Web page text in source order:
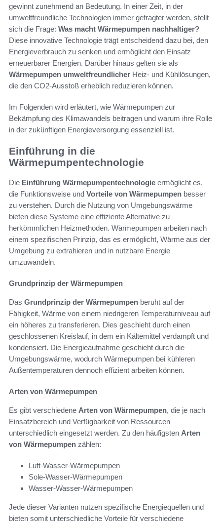
gewinnt zunehmend an Bedeutung. In einer Zeit, in der
umweltfreundliche Technologien immer gefragter werden, stellt
sich die Frage: Was macht Wärmepumpen nachhaltiger?
Diese innovative Technologie trägt entscheidend dazu bei, den
Energieverbrauch zu senken und ermöglicht den Einsatz
erneuerbarer Energien. Darüber hinaus gelten sie als
Wärmepumpen umweltfreundlicher Heiz- und Kühllösungen,
die den CO2-Ausstoß erheblich reduzieren können.
Im Folgenden wird erläutert, wie Wärmepumpen zur
Bekämpfung des Klimawandels beitragen und warum ihre Rolle
in der zukünftigen Energieversorgung essenziell ist.
Einführung in die
Wärmepumpentechnologie
Die Einführung Wärmepumpentechnologie ermöglicht es,
die Funktionsweise und Vorteile von Wärmepumpen besser
zu verstehen. Durch die Nutzung von Umgebungswärme
bieten diese Systeme eine effiziente Alternative zu
herkömmlichen Heizmethoden. Wärmepumpen arbeiten nach
einem spezifischen Prinzip, das es ermöglicht, Wärme aus der
Umgebung zu extrahieren und in nutzbare Energie
umzuwandeln.
Grundprinzip der Wärmepumpen
Das Grundprinzip der Wärmepumpen beruht auf der
Fähigkeit, Wärme von einem niedrigeren Temperaturniveau auf
ein höheres zu transferieren. Dies geschieht durch einen
geschlossenen Kreislauf, in dem ein Kältemittel verdampft und
kondensiert. Die Energieaufnahme geschieht durch die
Umgebungswärme, wodurch Wärmepumpen bei kühleren
Außentemperaturen dennoch effizient arbeiten können.
Arten von Wärmepumpen
Es gibt verschiedene Arten von Wärmepumpen, die je nach
Einsatzbereich und Verfügbarkeit von Ressourcen
unterschiedlich eingesetzt werden. Zu den häufigsten Arten
von Wärmepumpen zählen:
Luft-Wasser-Wärmepumpen
Sole-Wasser-Wärmepumpen
Wasser-Wasser-Wärmepumpen
Jede dieser Varianten nutzen spezifische Energiequellen und
bieten somit unterschiedliche Vorteile für verschiedene